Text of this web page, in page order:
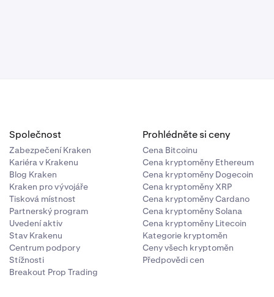
pozici
k
jsou
což
potenciální
je určena
<
plánu
Společnost
Zabezpečení Kraken
Kariéra v Krakenu
Blog Kraken
Kraken pro vývojáře
Tisková místnost
Partnerský program
Uvedení aktiv
Stav Krakenu
Centrum podpory
Stížnosti
Breakout Prop Trading
Prohlédněte si ceny
Cena Bitcoinu
Cena kryptoměny Ethereum
Cena kryptoměny Dogecoin
Cena kryptoměny XRP
Cena kryptoměny Cardano
Cena kryptoměny Solana
Cena kryptoměny Litecoin
Kategorie kryptoměn
Ceny všech kryptoměn
Předpovědi cen